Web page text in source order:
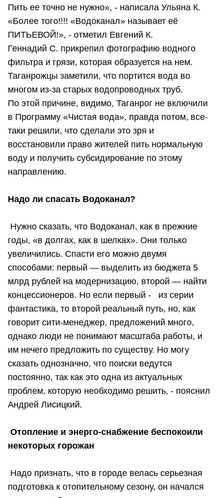
Пить ее точно не нужно», - написала Ульяна К.
«Более того!!!! «Водоканал» называет её
ПИТЬЕВОЙ!», - отметил Евгений К.
Геннадий С. прикрепил фотографию водного
фильтра и грязи, которая образуется на нем.
Таганрожцы заметили, что портится вода во
многом из-за старых водопроводных труб.
По этой причине, видимо, Таганрог не включили
в Программу «Чистая вода», правда потом, все-
таки решили, что сделали это зря и
восстановили право жителей пить нормальную
воду и получить субсидирование по этому
направлению.
Надо ли спасать Водоканал?
Нужно сказать, что Водоканал, как в прежние
годы, «в долгах, как в шелках». Они только
увеличились. Спасти его можно двумя
способами: первый — выделить из бюджета 5
млрд рублей на модернизацию, второй — найти
концессионеров. Но если первый - из серии
фантастика, то второй реальный путь, но, как
говорит сити-менеджер, предложений много,
однако люди не понимают масштаба работы, и
им нечего предложить по существу. Но могу
сказать однозначно, что поиски ведутся
постоянно, так как это одна из актуальных
проблем, которую необходимо решить, - пояснил
Андрей Лисицкий.
Отопление и энерго-снабжение беспокоили
некоторых горожан
Надо признать, что в городе велась серьезная
подготовка к отопительному сезону, он начался